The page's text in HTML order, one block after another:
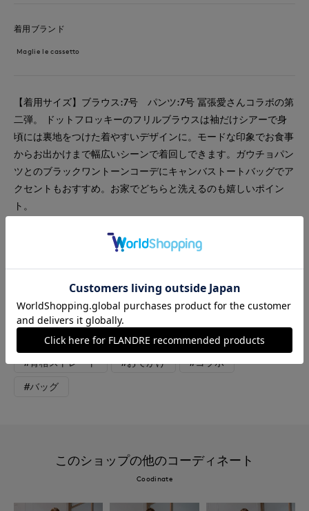
着用ブランド
Maglie le cassetto
【着用サイズ】ブラウス:7号 パンツ:7号 冨張愛さんコラボの第
二弾。 ドットフロッキーのフリルブラウスは袖だけシアーで身
頃には裏地をつけた着やすいデザインに。モードな印象でお食事
からお出かけまで幅広いシーンで着回しできます。ガウチョパン
ツとのブラックワントーンコーデにキャンバストートバッグでア
クセントもおすすめ。お家でどちらと洗えるのも嬉しいポイン
ト。
#パンツ #通勤・仕事
#デート #食事会 #ウォッシャブル
#イージーケア #フォーマル
#新作 #エレガンス #モード
#骨格ストレート #おでかけ #コラボ
#バッグ
このショップの他のコーディネート
Coodinate